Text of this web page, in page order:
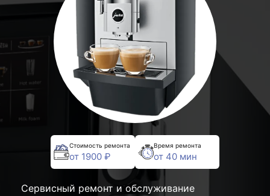
Стоимость ремонта
от 1900 ₽
Время ремонта
от 40 мин
Сервисный ремонт и обслуживание